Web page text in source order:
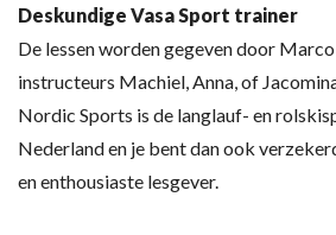
Deskundige Vasa Sport trainer
De lessen worden gegeven door
instructeurs Machiel, Anna, of
Nordic Sports is de langlauf- en
Nederland en je bent dan ook
en enthousiaste lesgever.